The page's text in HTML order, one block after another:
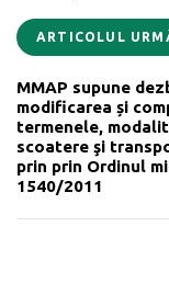
ARTICOLUL
MMAP supune
modificarea și
termenele,
scoatere şi
prin prin Ordinul
1540/2011